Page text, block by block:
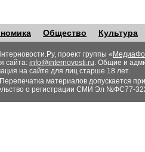
Общество Культура
проект группы «
сайта: info@internovosti.ru. Общие и
на сайте для лиц старше 18 лет.
Перепечатка материалов допускается
о регистрации СМИ Эл №ФС77-